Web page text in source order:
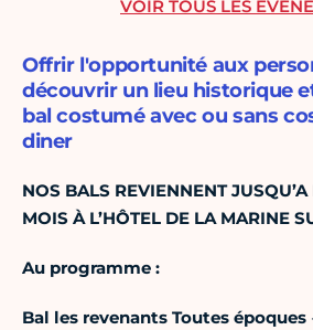
Offrir l'opportunité aux
découvrir un lieu historique
bal costumé avec ou sans
diner
NOS BALS REVIENNENT
MOIS À L’HÔTEL DE LA MARINE
Au programme :
Bal les revenants Toutes époques
VOIR TOUS LES